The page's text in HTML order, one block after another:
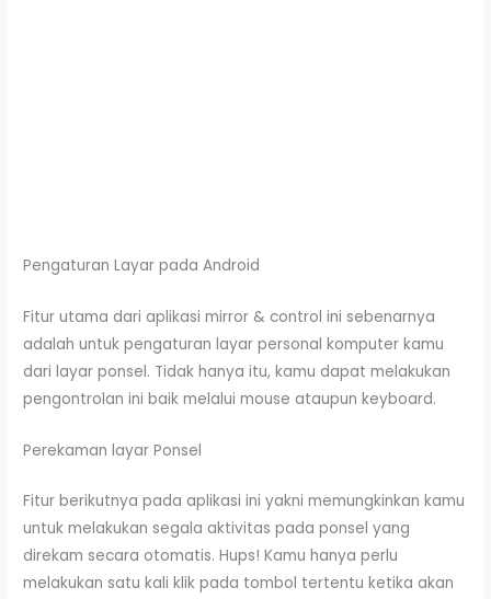
Pengaturan Layar pada Android
Fitur utama dari aplikasi mirror & control ini sebenarnya
adalah untuk pengaturan layar personal komputer kamu
dari layar ponsel. Tidak hanya itu, kamu dapat melakukan
pengontrolan ini baik melalui mouse ataupun keyboard.
Perekaman layar Ponsel
Fitur berikutnya pada aplikasi ini yakni memungkinkan kamu
untuk melakukan segala aktivitas pada ponsel yang
direkam secara otomatis. Hups! Kamu hanya perlu
melakukan satu kali klik pada tombol tertentu ketika akan